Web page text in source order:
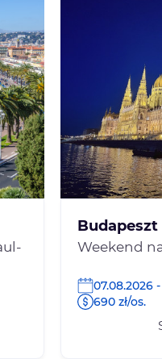
Budapeszt
Weekend
07.08.2026
690 zł/os.